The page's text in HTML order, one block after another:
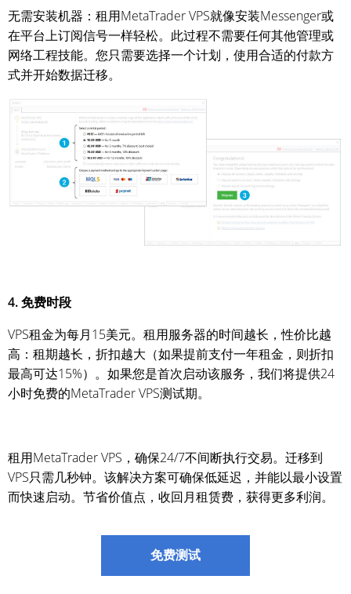
无需安装机器：租用MetaTrader VPS就像安装Messenger或
在平台上订阅信号一样轻松。此过程不需要任何其他管理或
网络工程技能。您只需要选择一个计划，使用合适的付款方
式并开始数据迁移。
4. 免费时段
VPS租金为每月15美元。租用服务器的时间越长，性价比越
高：租期越长，折扣越大（如果提前支付一年租金，则折扣
最高可达15%）。如果您是首次启动该服务，我们将提供24
小时免费的MetaTrader VPS测试期。
租用MetaTrader VPS，确保24/7不间断执行交易。迁移到
VPS只需几秒钟。该解决方案可确保低延迟，并能以最小设置
而快速启动。节省价值点，收回月租赁费，获得更多利润。
免费测试